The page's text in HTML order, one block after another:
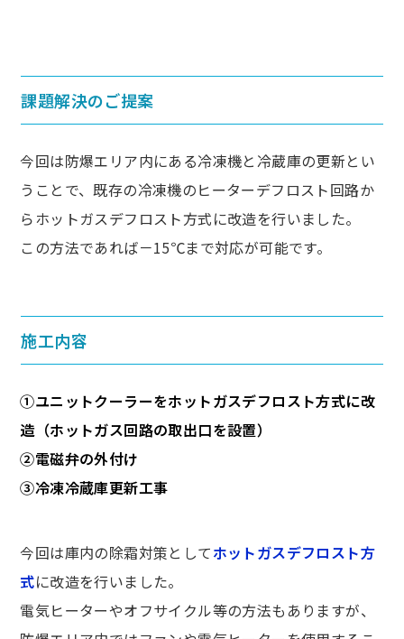
課題解決のご提案
今回は防爆エリア内にある冷凍機と冷蔵庫の更新とい
うことで、既存の冷凍機のヒーターデフロスト回路か
らホットガスデフロスト方式に改造を行いました。
この方法であれば－15℃まで対応が可能です。
施工内容
①ユニットクーラーをホットガスデフロスト方式に改
造（ホットガス回路の取出口を設置）
②電磁弁の外付け
③冷凍冷蔵庫更新工事
今回は庫内の除霜対策としてホットガスデフロスト方
式に改造を行いました。
電気ヒーターやオフサイクル等の方法もありますが、